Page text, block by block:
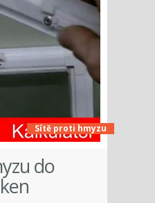
Sítě proti hmyzu
do